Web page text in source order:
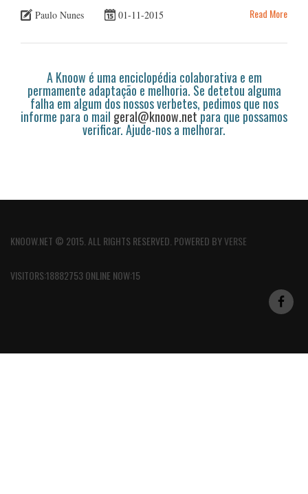
Paulo Nunes
01-11-2015 Read More
A Knoow é uma enciclopédia colaborativa e em
permamente adaptação e melhoria. Se detetou alguma
falha em algum dos nossos verbetes, pedimos que nos
informe para o mail geral@knoow.netpara que possamos
verificar. Ajude-nos a melhorar.
KNOOW.NET © 2015. ALL RIGHTS RESERVED. POWERED BYVERSE
VISITORS:18882753 ONLINE NOW:15